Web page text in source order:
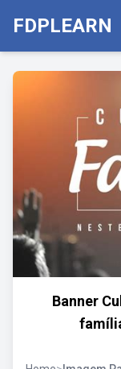
FDPLEARN
Banner